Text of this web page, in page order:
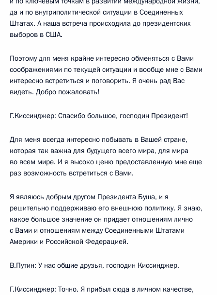
да и по внутриполитической ситуации в Соединенных
Штатах. А наша встреча происходила до президентских
выборов в США.
Поэтому для меня крайне интересно обменяться с Вами
соображениями по текущей ситуации и вообще мне с Вами
интересно встретиться и поговорить. Я очень рад Вас
видеть. Добро пожаловать!
Г.Киссинджер: Спасибо большое, господин Президент!
Для меня всегда интересно побывать в Вашей стране,
которая так важна для будущего всего мира, для мира
во всем мире. И я высоко ценю предоставленную мне еще
раз возможность встретиться с Вами.
Я являюсь добрым другом Президента Буша, и я
решительно поддерживаю его внешнюю политику. Я знаю,
какое большое значение он придает отношениям лично
с Вами и отношениям между Соединенными Штатами
Америки и Российской Федерацией.
В.Путин: У нас общие друзья, господин Киссинджер.
Г.Киссинджер: Точно. Я прибыл сюда в личном качестве,